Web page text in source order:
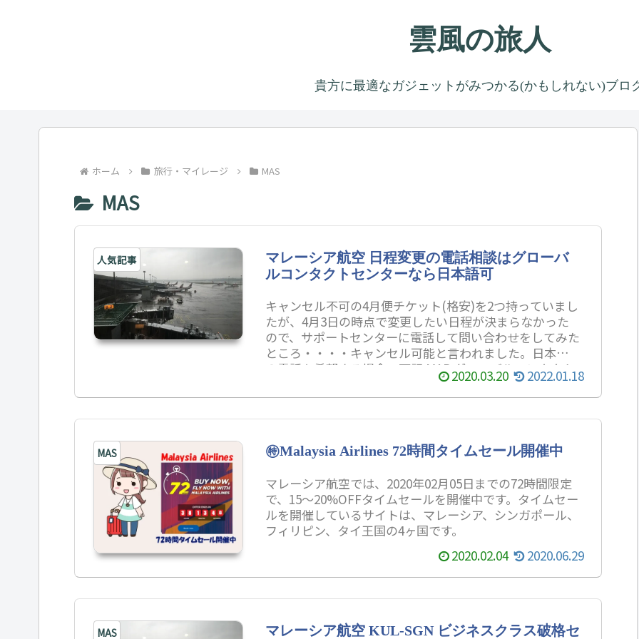
雲風の旅人
貴方に最適なガジェットがみつかる(かもしれない)ブロ
ホーム 旅行・マイレージ MAS
MAS
人気記事
マレーシア航空 日程変更の電話相談はグローバ
ルコンタクトセンターなら日本語可
キャンセル不可の4月便チケット(格安)を2つ持っていまし
たが、4月3日の時点で変更したい日程が決まらなかった
ので、サポートセンターに電話して問い合わせをしてみた
ところ・・・・キャンセル可能と言われました。日本語で
の電話を希望する場合、下記 MAB グローバルコンタクト
センターにお問い合わせください。2020.03.20 2022.01.18
MAS ㊕Malaysia Airlines 72時間タイムセール開催中
マレーシア航空では、2020年02月05日までの72時間限定
で、15～20%OFFタイムセールを開催中です。タイムセー
ルを開催しているサイトは、マレーシア、シンガポール、
フィリピン、タイ王国の4ヶ国です。
2020.02.04
2020.06.29
MAS
マレーシア航空 KUL-SGN ビジネスクラス破格セ